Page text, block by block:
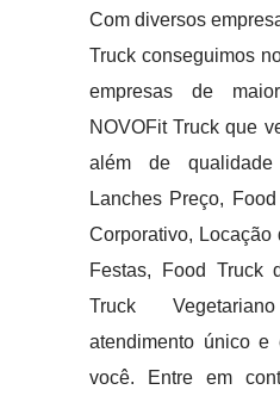
Com diversos
Truck conseguimos
empresas de
NOVOFit Truck que
além de
Lanches Preço,
Corporativo, Locação
Festas, Food Truck
Truck
atendimento único e
você. Entre em